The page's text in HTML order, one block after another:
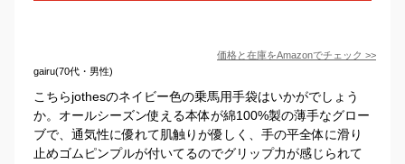
価格と在庫をAmazonでチェック >>
gairu(70代・男性)
こちらjothesのネイビー色の乗馬用手袋はいかがでしょう
か。オールシーズン使える本体が綿100%製の薄手なグロー
ブで、通気性に優れて肌触りが優しく、手の平全体に滑り
止めゴムピンプルが付いてるのでグリップ力が感じられて